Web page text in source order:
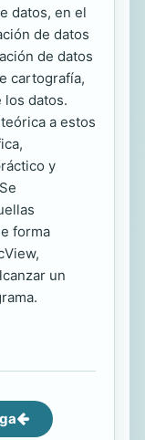
datos, en el
de datos
de datos
cartografía,
los datos.
a estos
y
forma
un